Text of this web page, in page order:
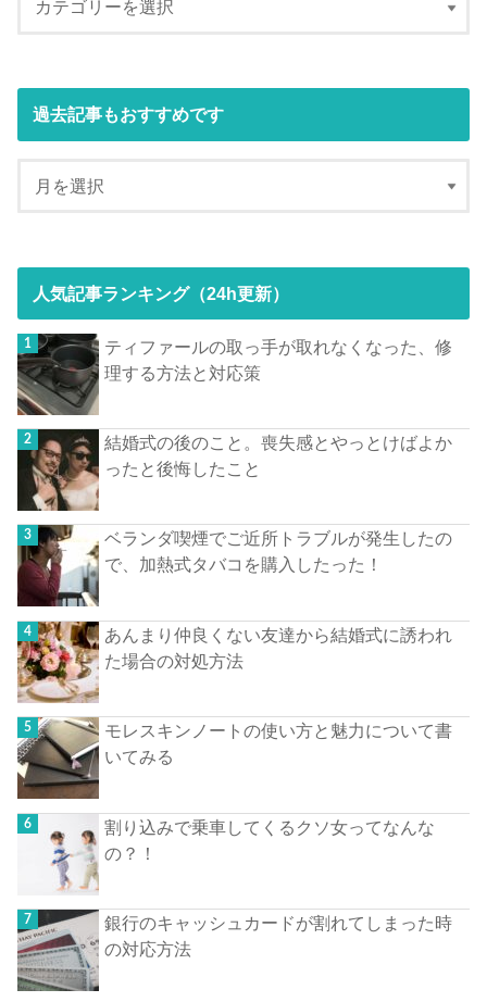
過去記事もおすすめです
人気記事ランキング（24h更新）
ティファールの取っ手が取れなくなった、修
理する方法と対応策
結婚式の後のこと。喪失感とやっとけばよか
ったと後悔したこと
ベランダ喫煙でご近所トラブルが発生したの
で、加熱式タバコを購入したった！
あんまり仲良くない友達から結婚式に誘われ
た場合の対処方法
モレスキンノートの使い方と魅力について書
いてみる
割り込みで乗車してくるクソ女ってなんな
の？！
銀行のキャッシュカードが割れてしまった時
の対応方法